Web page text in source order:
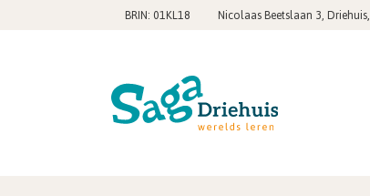
BRIN: 01KL18 Nicolaas Beetslaan 3, Driehuis,